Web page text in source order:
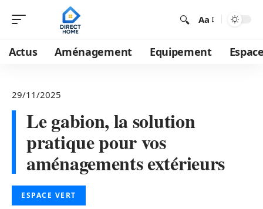
Aa
Actus Aménagement Equipement
29/11/2025
Le gabion, la solution
pratique pour vos
aménagements extérieurs
ESPACE VERT